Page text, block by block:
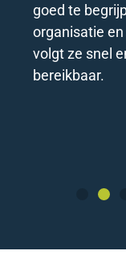
goed te
organisatie
volgt ze snel
bereikbaar.